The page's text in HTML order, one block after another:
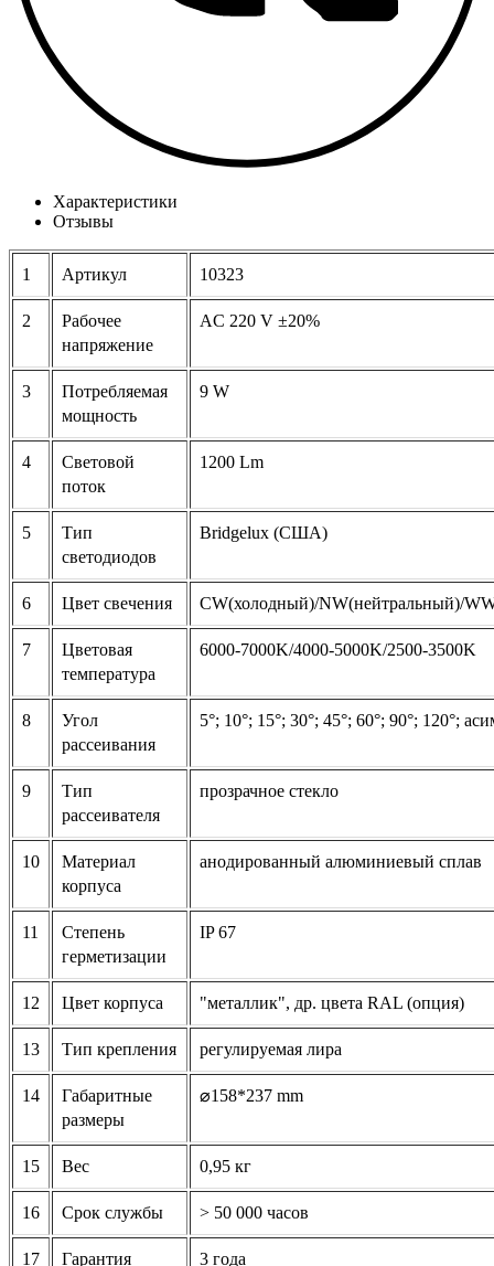
Характеристики
Отзывы
1 Артикул 10323
2
Рабочее
напряжение
AC 220 V ±20%
3
Потребляемая
мощность
9 W
4
Световой
поток
1200 Lm
5
Тип
светодиодов
Bridgelux (США)
6 Цвет свечения CW(холодный)/NW(нейтральный)/
7
Цветовая
температура
6000-7000K/4000-5000K/2500-3500K
8
Угол
рассеивания
5°; 10°; 15°; 30°; 45°; 60°; 90°; 120°;
9
Тип
рассеивателя
прозрачное стекло
10
Материал
корпуса
анодированный алюминиевый сплав
11
Степень
герметизации
IP 67
12 Цвет корпуса "металлик", др. цвета RAL (опция)
13 Тип крепления регулируемая лира
14
Габаритные
размеры
⌀158*237 mm
15 Вес 0,95 кг
16 Срок службы > 50 000 часов
17 Гарантия 3 года